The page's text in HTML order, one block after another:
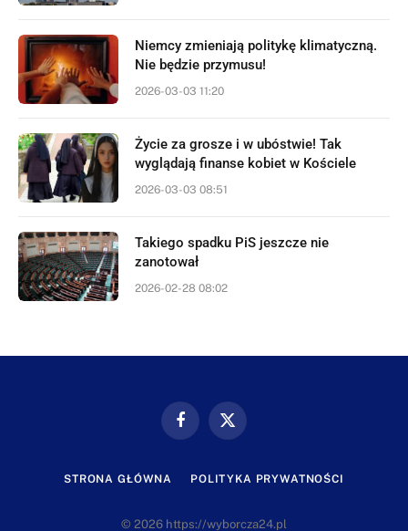
Niemcy zmieniają politykę klimatyczną.
Nie będzie przymusu!
2026-03-03 11:20
Życie za grosze i w ubóstwie! Tak
wyglądają finanse kobiet w Kościele
2026-03-03 08:51
Takiego spadku PiS jeszcze nie
zanotował
2026-02-28 08:02
FacebookX
STRONA GŁÓWNA POLITYKA PRYWATNOŚCI
© 2026 https://wyborcza24.pl